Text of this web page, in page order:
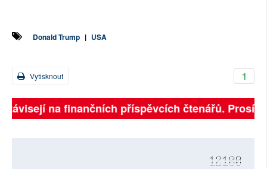
Donald Trump | USA
1
Vytisknout
na finančních příspěvcích čtenářů.
12100